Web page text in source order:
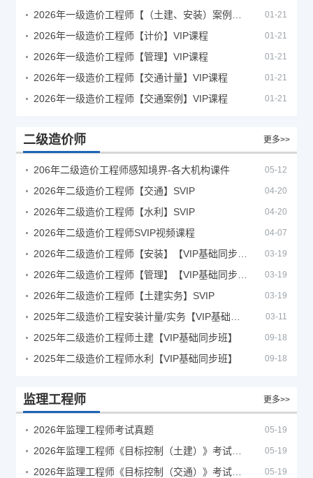
01-21
2026年一级造价工程师【计价】VIP课程 01-21
2026年一级造价工程师【管理】VIP课程 01-21
2026年一级造价工程师【交通计量】VIP课程 01-21
2026年一级造价工程师【交通案例】VIP课程 01-21
二级造价师 更多>>
206年二级造价工程师感知境界-各大机构课件 05-12
2026年二级造价工程师【交通】SVIP 04-20
2026年二级造价工程师【水利】SVIP 04-20
2026年二级造价工程师SVIP视频课程 04-07
03-19
03-19
2026年二级造价工程师【土建实务】SVIP 03-19
03-11
2025年二级造价工程师土建【VIP基础同步班】 09-18
2025年二级造价工程师水利【VIP基础同步班】 09-18
监理工程师 更多>>
2026年监理工程师考试真题 05-19
05-19
05-19